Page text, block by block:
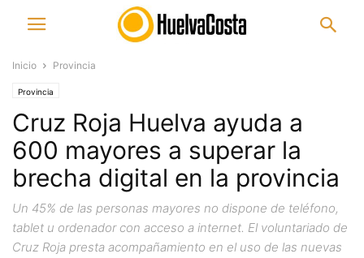
Inicio Provincia
Provincia
Cruz Roja Huelva ayuda a
600 mayores a superar la
brecha digital en la provincia
Un 45% de las personas mayores no dispone de teléfono,
tablet u ordenador con acceso a internet. El voluntariado de
Cruz Roja presta acompañamiento en el uso de las nuevas